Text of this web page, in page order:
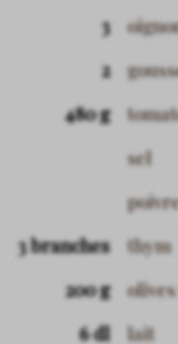
3
2
480 g
sel
3 branches
thym
200 g
6 dl
lait